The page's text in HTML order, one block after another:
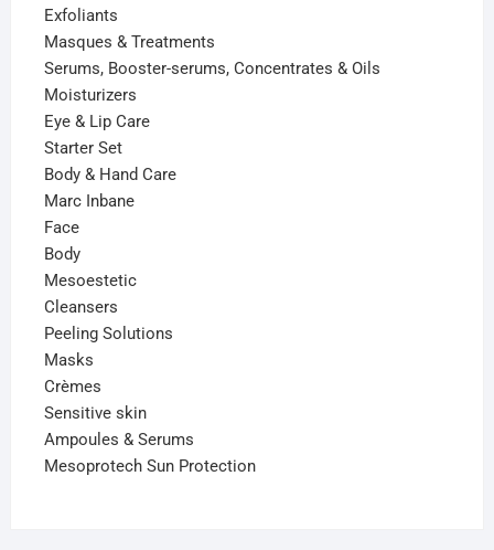
Exfoliants
Masques & Treatments
Serums, Booster-serums, Concentrates & Oils
Moisturizers
Eye & Lip Care
Starter Set
Body & Hand Care
Marc Inbane
Face
Body
Mesoestetic
Cleansers
Peeling Solutions
Masks
Crèmes
Sensitive skin
Ampoules & Serums
Mesoprotech Sun Protection